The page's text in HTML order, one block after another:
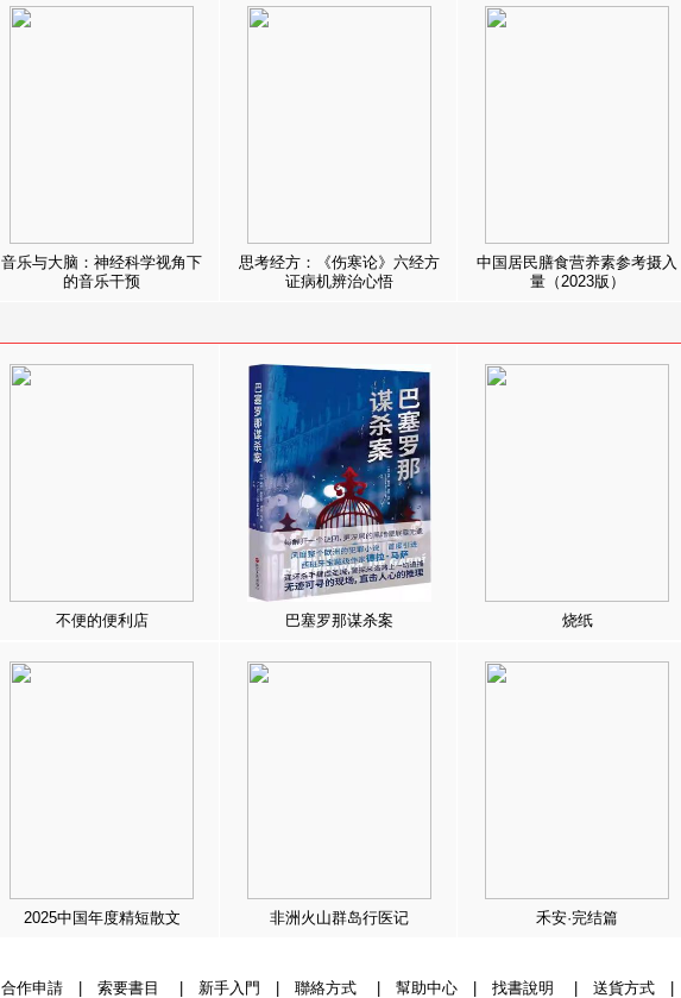
音乐与大脑：神经科学视角下
的音乐干预
思考经方：《伤寒论》六经方
证病机辨治心悟
中国居民膳食营养素参考摄入
量（2023版）
不便的便利店 巴塞罗那谋杀案 烧纸
2025中国年度精短散文 非洲火山群岛行医记 禾安·完结篇
合作申請| 索要書目 新手入門 聯絡方式| 幫助中心| 找書說明 送貨方式|